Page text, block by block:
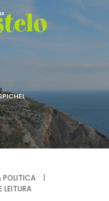
POLITICA
|
LEITURA